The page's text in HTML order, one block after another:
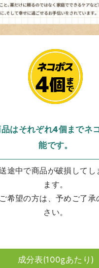
はそれぞれ4個までネ
能です。
途中で商品が破損してし
ます。
希望の方は、予めご了承
さい。
成分表(100gあたり)